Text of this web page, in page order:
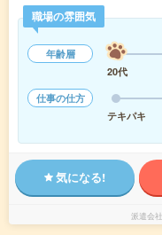
職場の雰囲気
年齢層
20代
仕事の仕方
テキパキ
気になる!
派遣会社